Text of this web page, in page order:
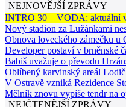
NEJNOVĚJŠÍ ZPRÁVY
INTRO 30 – VODA: aktuální
Nový stadion za Lužánkami
Obnova loveckého zámečku u
Developer postaví v brněnské
Babiš uvažuje o převodu
Oblíbený karvinský areál
V Ostravě vzniká Rezidence
Mělník znovu vypíše tendr na
NEJČTENĚJŠÍ ZPRÁVY